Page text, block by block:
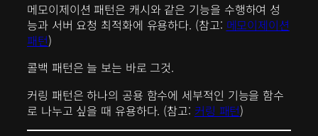
메모이제이션 패턴은 캐시와 같은 기능을 수행하여 성
능과 서버 요청 최적화에 유용하다. (참고: 메모이제이션
패턴)
콜백 패턴은 늘 보는 바로 그것.
커링 패턴은 하나의 공용 함수에 세부적인 기능을 함수
로 나누고 싶을 때 유용하다. (참고: 커링 패턴)